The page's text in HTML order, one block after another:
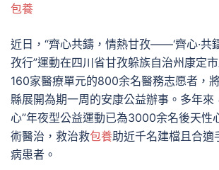
包養
近日，“齊心共鑄，情熱甘孜——‘齊心·共
孜行”運動在四川省甘孜躲族自治州康定
160家醫療單元的800余名醫務志愿者，
縣展開為期一周的安康公益辦事。多年來
心”年夜型公益運動已為3000余名後天性
術醫治，救治救包養助近千名建檔且合適
病患者。